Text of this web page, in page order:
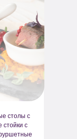
столы с
стойки с